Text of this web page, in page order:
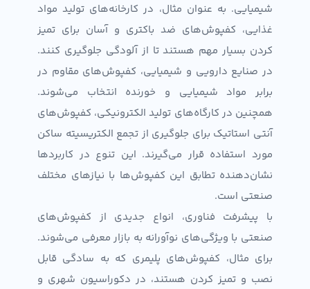
شیمیایی. به عنوان مثال، در کارخانه‌های تولید مواد
غذایی، کفپوش‌های ضد باکتری و آسان برای تمیز
کردن بسیار مهم هستند تا از آلودگی جلوگیری کنند.
در صنایع دارویی و شیمیایی، کفپوش‌های مقاوم در
برابر مواد شیمیایی و خورنده انتخاب می‌شوند.
همچنین در کارگاه‌های تولید الکترونیکی، کفپوش‌های
آنتی استاتیک برای جلوگیری از تجمع الکتریسیته ساکن
مورد استفاده قرار می‌گیرند. این تنوع در کاربردها
نشان‌دهنده تطابق این کفپوش‌ها با نیازهای مختلف
صنعتی است.
با پیشرفت فناوری، انواع جدیدی از کفپوش‌های
صنعتی با ویژگی‌های نوآورانه به بازار معرفی می‌شوند.
برای مثال، کفپوش‌های پلیمری که به سادگی قابل
نصب و تمیز کردن هستند، در دکوراسیون شهری و